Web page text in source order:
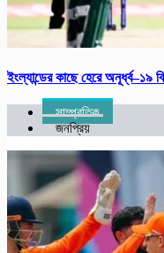
ইংল্যান্ডের কাছে হেরে অনূর্ধ্ব–১৯
সাম্প্রতিক
জনপ্রিয়